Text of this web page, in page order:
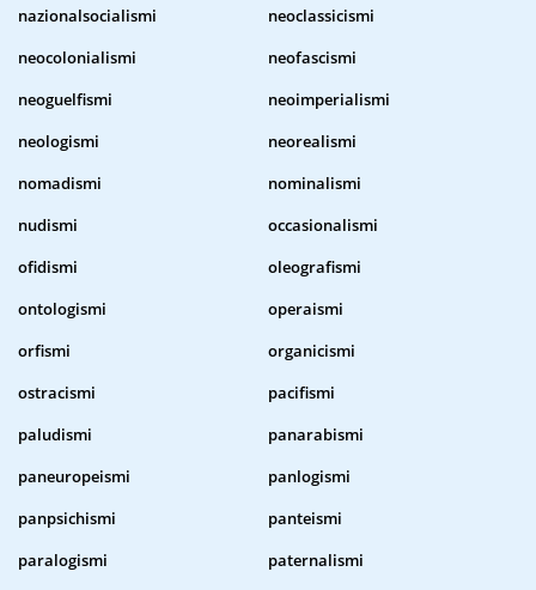
nazionalsocialismi
neoclassicismi
neocolonialismi
neofascismi
neoguelfismi
neoimperialismi
neologismi
neorealismi
nomadismi
nominalismi
nudismi
occasionalismi
ofidismi
oleografismi
ontologismi
operaismi
orfismi
organicismi
ostracismi
pacifismi
paludismi
panarabismi
paneuropeismi
panlogismi
panpsichismi
panteismi
paralogismi
paternalismi